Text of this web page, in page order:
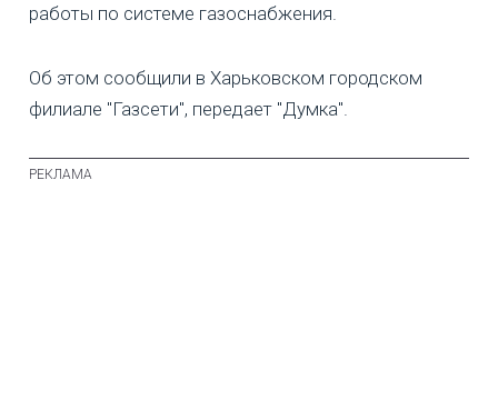
работы по системе газоснабжения.
Об этом сообщили в Харьковском городском
филиале "Газсети", передает "Думка".